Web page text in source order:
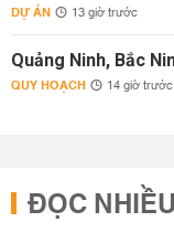
DỰ ÁN 13 giờ trước
Quảng Ninh, Bắc
QUY HOẠCH 14 giờ trước
ĐỌC